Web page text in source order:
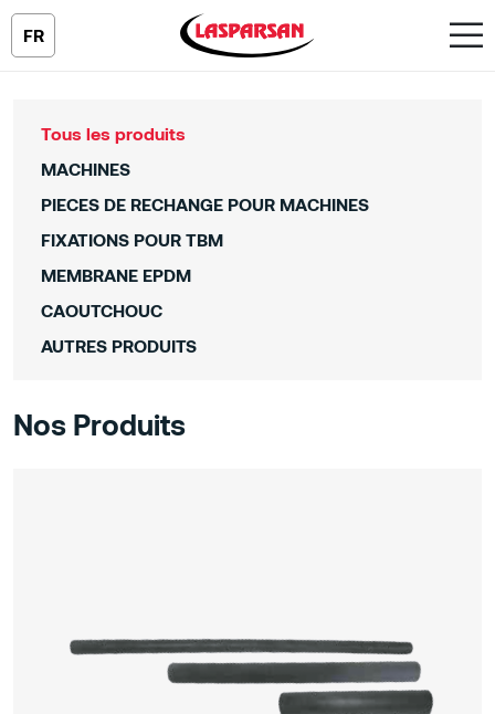
FR
Tous les produits
MACHINES
PIECES DE RECHANGE POUR MACHINES
FIXATIONS POUR TBM
MEMBRANE EPDM
CAOUTCHOUC
AUTRES PRODUITS
Nos Produits